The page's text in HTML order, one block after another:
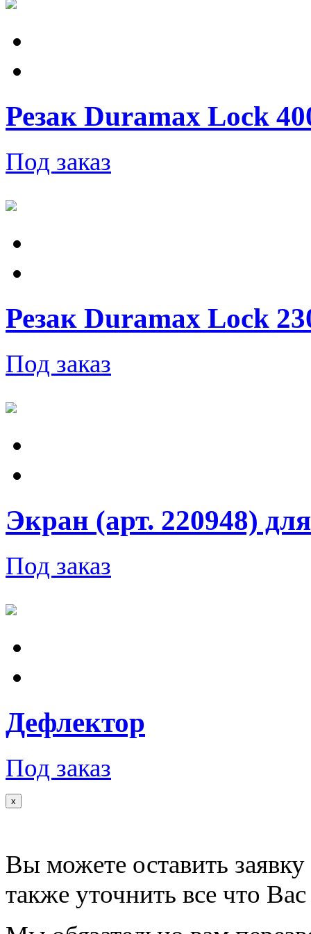
Резак Duramax Lock
Под заказ
Резак Duramax Lock
Под заказ
Экран (арт. 220948)
Под заказ
Дефлектор
Под заказ
x
Вы можете оставить
также уточнить все что Вас